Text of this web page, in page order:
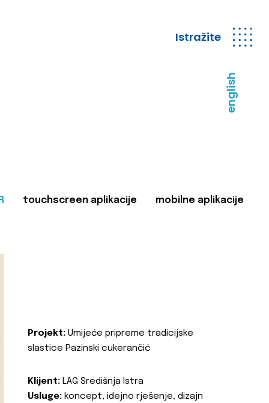
Istražite
english
touchscreen aplikacije mobilne aplikacije
Projekt: Umijeće pripreme tradicijske
slastice Pazinski cukerančić
Klijent: LAG Središnja Istra
Usluge: koncept, idejno rješenje, dizajn